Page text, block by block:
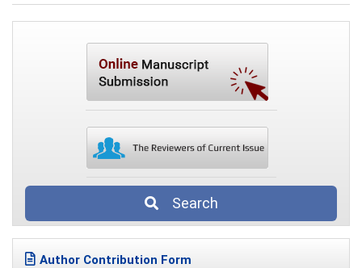
Search
Author Contribution Form